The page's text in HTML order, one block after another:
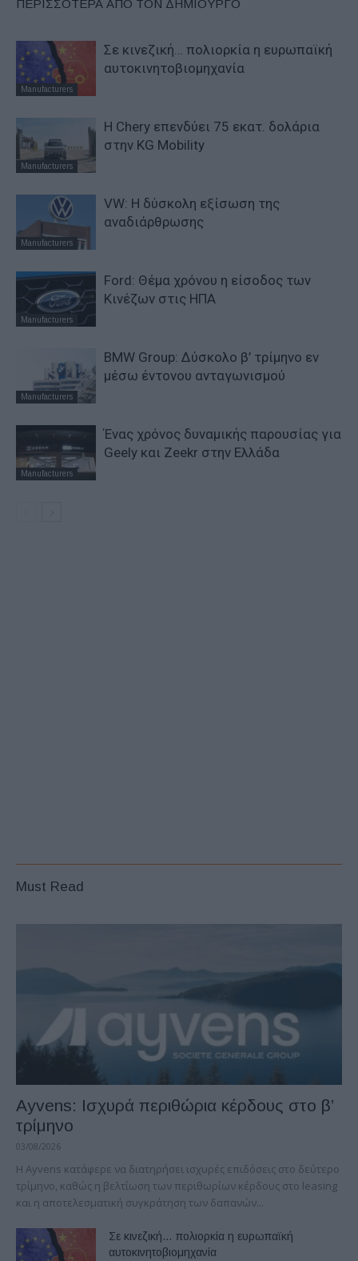
ΠΕΡΙΣΣΟΤΕΡΑ ΑΠΟ ΤΟΝ ΔΗΜΙΟΥΡΓΟ
Manufacturers
Σε κινεζική… πολιορκία η ευρωπαϊκή
αυτοκινητοβιομηχανία
Manufacturers
Η Chery επενδύει 75 εκατ. δολάρια
στην KG Mobility
Manufacturers
VW: Η δύσκολη εξίσωση της
αναδιάρθρωσης
Manufacturers
Ford: Θέμα χρόνου η είσοδος των
Κινέζων στις ΗΠΑ
Manufacturers
BMW Group: Δύσκολο β’ τρίμηνο εν
μέσω έντονου ανταγωνισμού
Manufacturers
Ένας χρόνος δυναμικής παρουσίας για
Geely και Zeekr στην Ελλάδα
Must Read
Ayvens: Iσχυρά περιθώρια κέρδους στο β’
τρίμηνο
03/08/2026
Η Ayvens κατάφερε να διατηρήσει ισχυρές επιδόσεις στο δεύτερο
τρίμηνο, καθώς η βελτίωση των περιθωρίων κέρδους στο leasing
και η αποτελεσματική συγκράτηση των δαπανών...
Σε κινεζική… πολιορκία η ευρωπαϊκή
αυτοκινητοβιομηχανία